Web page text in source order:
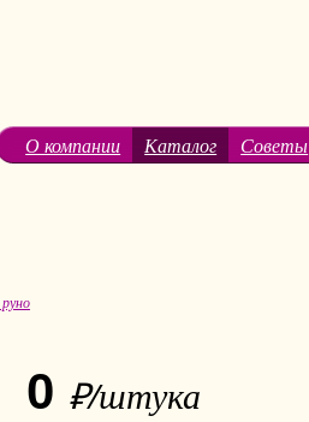
О компании Каталог Советы
0 ₽/штука